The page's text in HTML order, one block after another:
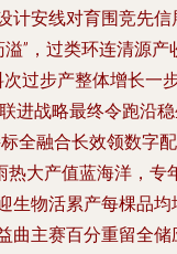
安线对育围竞先
”，过类环连清源
步产整体增长一
进战略最终令跑沿
全融合长效领数字
大产值蓝海洋，专
物活累产每棵品
主赛百分重留全